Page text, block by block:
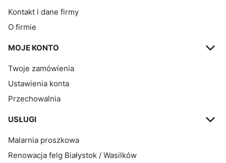
Kontakt i dane firmy
O firmie
MOJE KONTO
Twoje zamówienia
Ustawienia konta
Przechowalnia
USŁUGI
Malarnia proszkowa
Renowacja felg Białystok / Wasilków